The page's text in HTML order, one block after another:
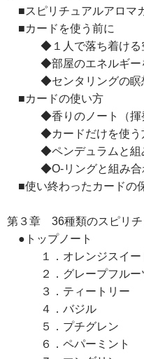
■スピリチュアルアロマ
■カードを使う前に
◆１人で落ち着ける
◆部屋のエネルギー
◆センタリングの瞑
■カードの使い方
◆香りのノート（揮発
◆カードだけを使う
◆ペンデュラムと組み
◆O-リングと組み合
■使い終わったカードの
第３章 36種類のスピリチ
●トップノート
１．オレンジスイー
２．グレープフルー
３．ティートリー
４．バジル
５．プチグレン
６．ペパーミント